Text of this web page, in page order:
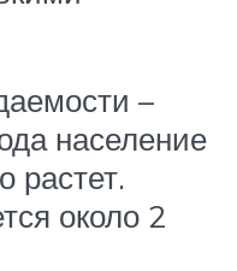
–
население
растет.
около 2